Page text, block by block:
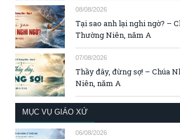
08/08/2026
Tại sao anh lại nghi ngờ? –
Thường Niên, năm A
07/08/2026
Thầy đây, đừng sợ! – Chúa
Niên, năm A
MỤC VỤ GIÁO XỨ
06/08/2026